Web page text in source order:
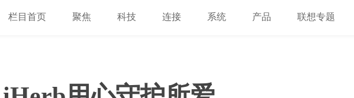
栏目首页 聚焦 科技 连接 系统 产品 联想专题